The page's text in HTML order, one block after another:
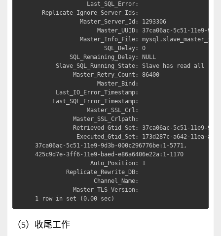
Last_SQL_Error:
Replicate_Ignore_Server_Ids:
Master_Server_Id: 1293306
Master_UUID: 37ca06ac-5c51-11e9-9d3b-
Master_Info_File: mysql.slave_master_info
SQL_Delay: 0
SQL_Remaining_Delay: NULL
Slave_SQL_Running_State: Slave has read all
Master_Retry_Count: 86400
Master_Bind:
Last_IO_Error_Timestamp:
Last_SQL_Error_Timestamp:
Master_SSL_Crl:
Master_SSL_Crlpath:
Retrieved_Gtid_Set: 37ca06ac-5c51-11e9-9d3b-
Executed_Gtid_Set: 173d287c-a642-11ea-ae79-
37ca06ac-5c51-11e9-9d3b-000c296776be:1-5771,
425c9d7e-3ff6-11e9-baed-e86a6406e22a:1-1170
Auto_Position: 1
Replicate_Rewrite_DB:
Channel_Name:
Master_TLS_Version:
1 row in set (0.00 sec)
（5）收尾工作